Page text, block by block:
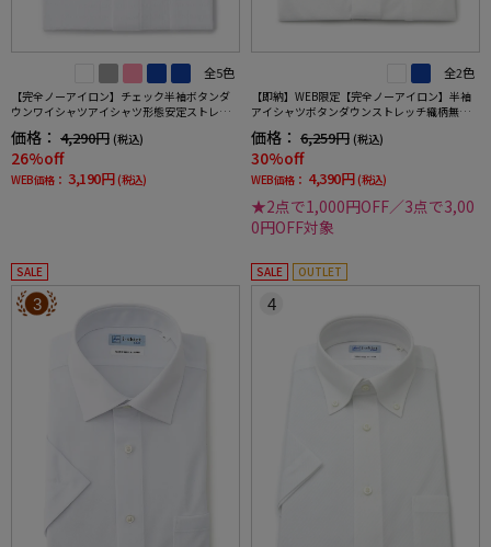
全5色
【完全ノーアイロン】チェック半袖ボタンダ
ウンワイシャツアイシャツ形態安定ストレッ
価格： 4,290円 (税込)
26%off
WEB価格： 3,190円 (税込)
全2色
【即納】WEB限定【完全ノーアイロン】半袖
アイシャツボタンダウンストレッチ織柄無地i-
価格： 6,259円 (税込)
30%off
WEB価格： 4,390円 (税込)
★2点で1,000円OFF／3点で3,00
0円OFF対象
SALE
3
SALE OUTLET
4